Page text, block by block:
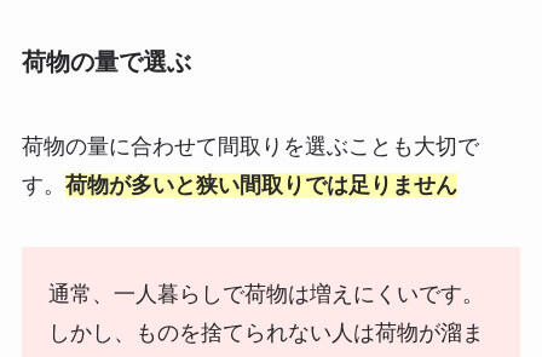
荷物の量で選ぶ
荷物の量に合わせて間取りを選ぶことも大切で
す。 荷物が多いと狭い間取りでは足りません
通常、一人暮らしで荷物は増えにくいです。
しかし、ものを捨てられない人は荷物が溜ま